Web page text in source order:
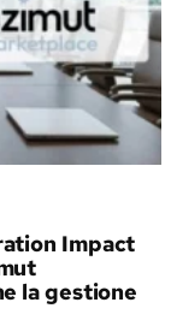
Impact
la gestione